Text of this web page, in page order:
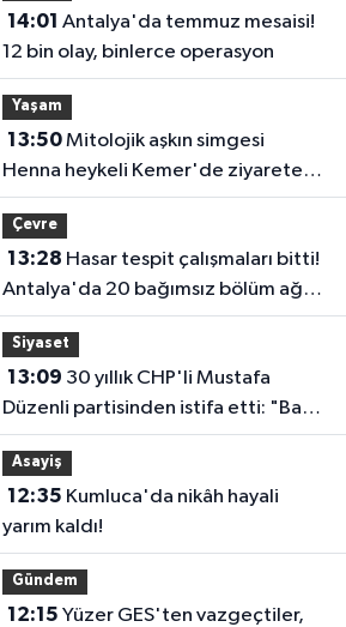
14:01
12 bin olay, binlerce operasyon
Yaşam
13:50Mitolojik aşkın simgesi
Henna heykeli Kemer'de ziyarete
açıldı
Çevre
13:28
Antalya'da 20 bağımsız bölüm ağır
hasar gördü
Siyaset
13:09
Düzenli partisinden istifa etti: "Bazı
vedalar vicdandan doğar"
Asayiş
12:35
yarım kaldı!
Gündem
12:15